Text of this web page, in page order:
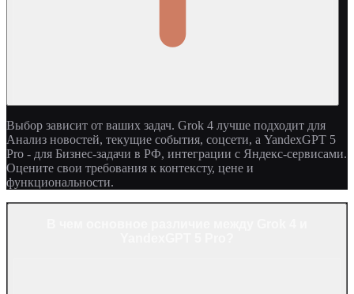
Выбор зависит от ваших задач. Grok 4 лучше подходит для
Анализ новостей, текущие события, соцсети, а YandexGPT 5
Pro - для Бизнес-задачи в РФ, интеграции с Яндекс-сервисами.
Оцените свои требования к контексту, цене и
функциональности.